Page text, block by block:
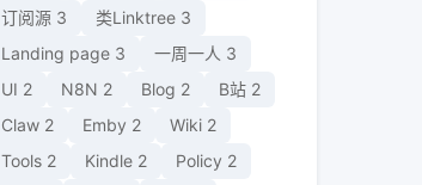
订阅源 3 类Linktree 3
Landing page 3 一周一人 3
UI 2 N8N 2 Blog 2 B站 2
Claw 2 Emby 2 Wiki 2
Tools 2 Kindle 2 Policy 2